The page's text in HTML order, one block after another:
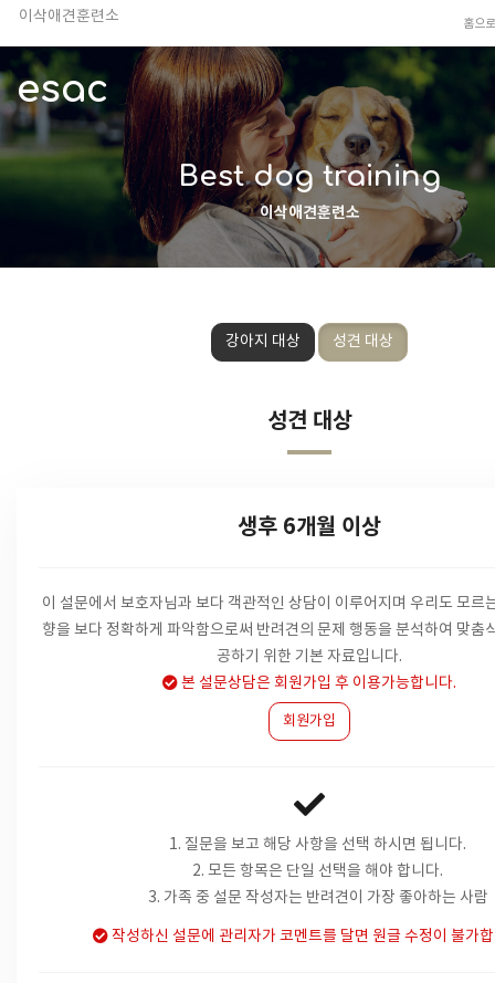
이삭애견훈련소
안전하고 행복한 펫티켓 선도!
경기도 화성시 봉담읍 위치
이찬종, 이웅종 소장 소개
홈으로
esac
Best dog training
이삭애견훈련소
강아지 대상 성견 대상
성견 대상
생후 6개월 이상
이 설문에서 보호자님과 보다 객관적인 상담이 이루어지며 우리도 모르
향을 보다 정확하게 파악함으로써 반려견의 문제 행동을 분석하여 맞춤
공하기 위한 기본 자료입니다.
본 설문상담은 회원가입 후 이용가능합니다.
회원가입
1. 질문을 보고 해당 사항을 선택 하시면 됩니다.
2. 모든 항목은 단일 선택을 해야 합니다.
3. 가족 중 설문 작성자는 반려견이 가장 좋아하는 사람
작성하신 설문에 관리자가 코멘트를 달면 원글 수정이 불가